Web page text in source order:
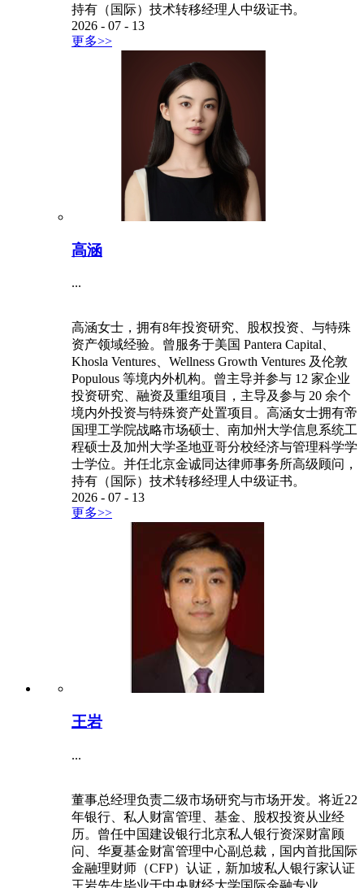
持有（国际）技术转移经理人中级证书。
2026 - 07 - 13
更多>>
高涵
...
高涵女士，拥有8年投资研究、股权投资、与特殊
资产领域经验。曾服务于美国 Pantera Capital、
Khosla Ventures、Wellness Growth Ventures 及伦敦
Populous 等境内外机构。曾主导并参与 12 家企业
投资研究、融资及重组项目，主导及参与 20 余个
境内外投资与特殊资产处置项目。高涵女士拥有帝
国理工学院战略市场硕士、南加州大学信息系统工
程硕士及加州大学圣地亚哥分校经济与管理科学学
士学位。并任北京金诚同达律师事务所高级顾问，
持有（国际）技术转移经理人中级证书。
2026 - 07 - 13
更多>>
王岩
...
董事总经理负责二级市场研究与市场开发。将近22
年银行、私人财富管理、基金、股权投资从业经
历。曾任中国建设银行北京私人银行资深财富顾
问、华夏基金财富管理中心副总裁，国内首批国际
金融理财师（CFP）认证，新加坡私人银行家认证
王岩先生毕业于中央财经大学国际金融专业